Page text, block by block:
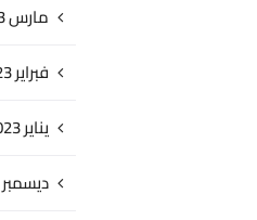
مارس 2023
فبراير 2023
يناير 2023
ديسمبر 2022